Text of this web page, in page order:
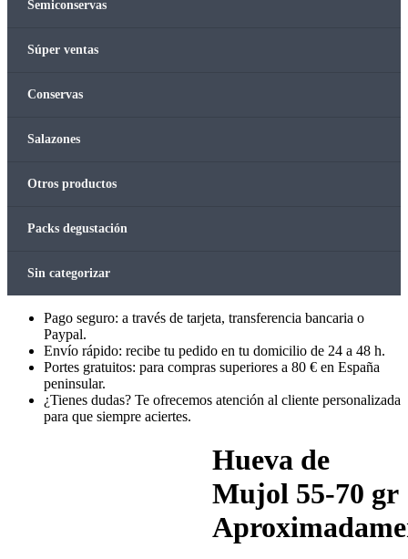
Semiconservas
Súper ventas
Conservas
Salazones
Otros productos
Packs degustación
Sin categorizar
Pago seguro: a través de tarjeta, transferencia bancaria o
Paypal.
Envío rápido: recibe tu pedido en tu domicilio de 24 a 48 h.
Portes gratuitos: para compras superiores a 80 € en España
peninsular.
¿Tienes dudas? Te ofrecemos atención al cliente personalizada
para que siempre aciertes.
Hueva de
Mujol 55-70 gr